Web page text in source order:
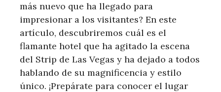
más nuevo que ha llegado para
impresionar a los visitantes? En este
artículo, descubriremos cuál es el
flamante hotel que ha agitado la escena
del Strip de Las Vegas y ha dejado a todos
hablando de su magnificencia y estilo
único. ¡Prepárate para conocer el lugar